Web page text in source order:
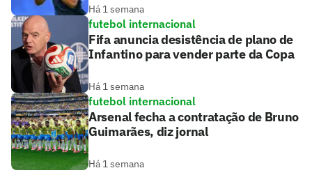
Há 1 semana
futebol internacional
Fifa anuncia desistência de plano de
Infantino para vender parte da Copa
Há 1 semana
futebol internacional
Arsenal fecha a contratação de Bruno
Guimarães, diz jornal
Há 1 semana